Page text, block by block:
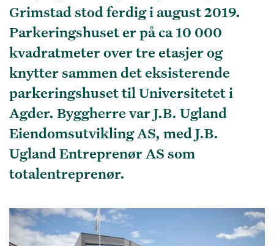
Grimstad stod ferdig i august 2019.
Parkeringshuset er på ca 10 000
kvadratmeter over tre etasjer og
knytter sammen det eksisterende
parkeringshuset til Universitetet i
Agder. Byggherre var J.B. Ugland
Eiendomsutvikling AS, med J.B.
Ugland Entreprenør AS som
totalentreprenør.